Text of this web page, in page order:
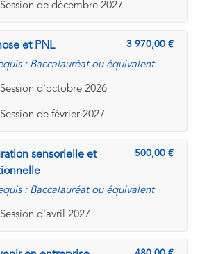
Session de décembre 2027
3 970,00
et PNL
: Baccalauréat ou équivalent
Session d'octobre 2026
Session de février 2027
500,00
sensorielle et
: Baccalauréat ou équivalent
Session d'avril 2027